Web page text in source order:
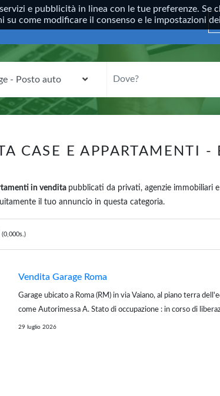
e pubblicità in linea con le tue preferenze. Se
su come modificare il consenso e le impostazioni
CASE E APPARTAMENTI -
in vendita pubblicati da privati, agenzie immobiliari
il tuo annuncio in questa categoria.
(0,000s.)
Vendita Garage Roma
Garage ubicato a Roma (RM) in via Vaiano, al piano terra
come Autorimessa A. Stato di occupazione : in corso di
opera a livello internazionale e mette a tua disposizione
29 luglio 2026